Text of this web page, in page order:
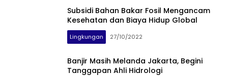
Subsidi Bahan Bakar Fosil Mengancam
Kesehatan dan Biaya Hidup Global
Lingkungan 27/10/2022
Banjir Masih Melanda Jakarta, Begini
Tanggapan Ahli Hidrologi